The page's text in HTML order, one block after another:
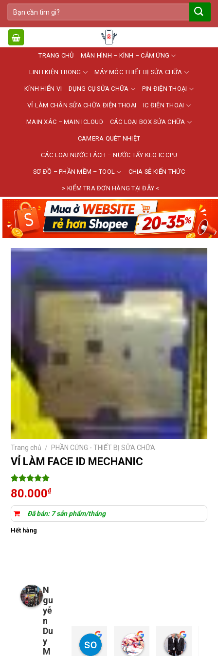
Bỏ
qua
nội
dung
Tìm
kiếm:
TRANG CHỦ MÀN HÌNH – KÍNH – CẢM ỨNG
LINH KIỆN TRONG MÁY MÓC THIẾT BỊ SỬA CHỮA
KÍNH HIỂN VI DỤNG CỤ SỬA CHỮA PIN ĐIỆN THOẠI
VỈ LÀM CHÂN SỬA CHỮA ĐIỆN THOẠI IC ĐIỆN THOẠI
MAIN XÁC – MAIN ICLOUD CÁC LOẠI BOX SỬA CHỮA
CAMERA QUÉT NHIỆT
CÁC LOẠI NƯỚC TÁCH – NƯỚC TẨY KEO IC CPU
SƠ ĐỒ – PHẦN MỀM – TOOL CHIA SẺ KIẾN THỨC
> KIỂM TRA ĐƠN HÀNG TẠI ĐÂY <
Trang chủ / PHẦN CỨNG - THIẾT BỊ SỬA CHỮA
VỈ LÀM FACE ID MECHANIC
5trên 5
dựa trên
3
đánh giá
80.000₫
Đã bán: 7 sản phẩm/tháng
Hết hàng
N
gu
yễ
n
Du
y
M
so young
2 năm trước
My Nguyễn
2 năm trước